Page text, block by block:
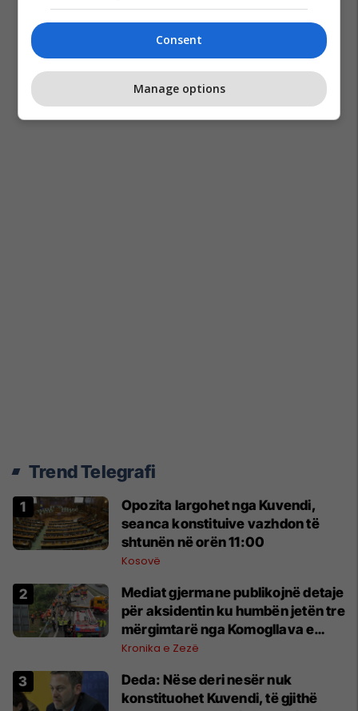
Trend Telegrafi
Opozita largohet nga Kuvendi,
seanca konstituive vazhdon të
shtunën në orën 11:00
Kosovë
Mediat gjermane publikojnë detaje
për aksidentin ku humbën jetën tre
mërgimtarë nga Komogllava e
Ferizajt
Kronika e Zezë
Deda: Nëse deri nesër nuk
konstituohet Kuvendi, të gjithë
Consent
Manage options